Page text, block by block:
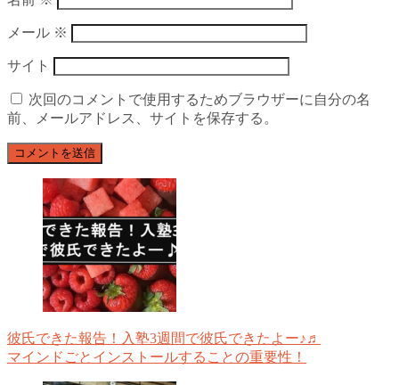
メール ※
サイト
次回のコメントで使用するためブラウザーに自分の名
前、メールアドレス、サイトを保存する。
彼氏できた報告！入塾3週間で彼氏できたよー♪♬
マインドごとインストールすることの重要性！